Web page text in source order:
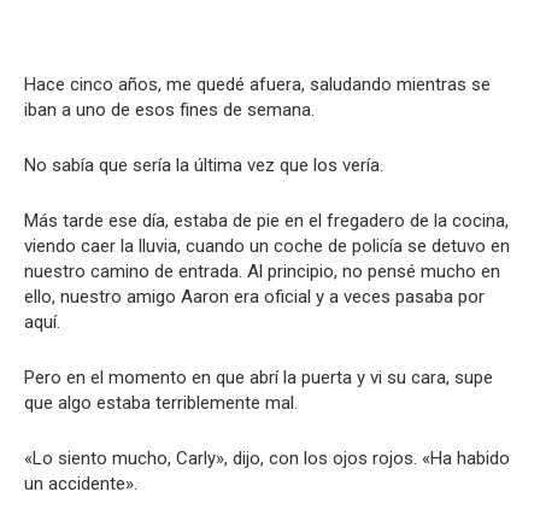
Hace cinco años, me quedé afuera, saludando mientras se
iban a uno de esos fines de semana.
No sabía que sería la última vez que los vería.
Más tarde ese día, estaba de pie en el fregadero de la cocina,
viendo caer la lluvia, cuando un coche de policía se detuvo en
nuestro camino de entrada. Al principio, no pensé mucho en
ello, nuestro amigo Aaron era oficial y a veces pasaba por
aquí.
Pero en el momento en que abrí la puerta y vi su cara, supe
que algo estaba terriblemente mal.
«Lo siento mucho, Carly», dijo, con los ojos rojos. «Ha habido
un accidente».